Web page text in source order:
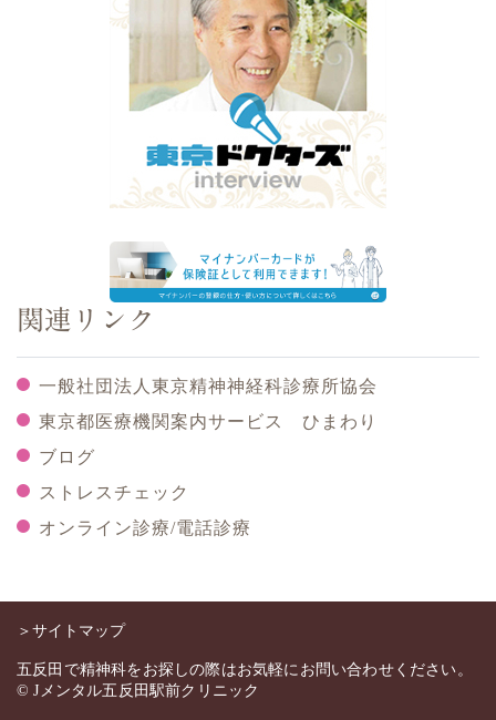
関連リンク
一般社団法人東京精神神経科診療所協会
東京都医療機関案内サービス ひまわり
ブログ
ストレスチェック
オンライン診療/電話診療
＞サイトマップ
五反田で精神科をお探しの際はお気軽にお問い合わせください。
© Jメンタル五反田駅前クリニック